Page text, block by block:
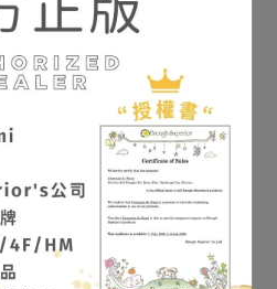
SUU】ON010 提燈妖怪 根
付｜日本製 搖曳動態 復古
消光 Chochin Obake
NT$1,728 NT$1,920
加入購物車